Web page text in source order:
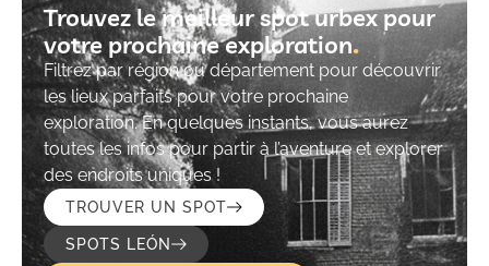
Trouvez le meilleur spot urbex pour
votre prochaine exploration​
Filtrez par région ou département pour découvrir
les lieux parfaits pour votre prochaine
exploration. En quelques instants, vous aurez
toutes les infos pour partir à l’aventure et explorer
des endroits uniques !
TROUVER UN SPOT
SPOTS LEÓN